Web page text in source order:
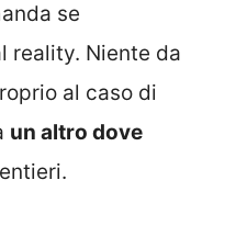
se
reality. Niente da
al caso di
un altro dove